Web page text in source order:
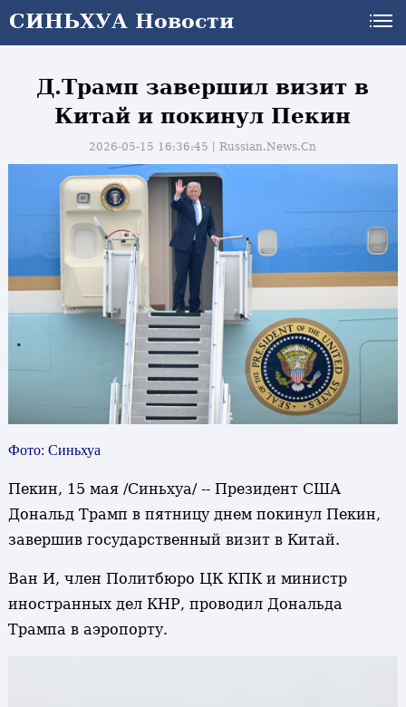
СИНЬХУА Новости
СИНЬХУА Новости
Д.Трамп завершил визит в
Китай и покинул Пекин
2026-05-15 16:36:45丨Russian.News.Cn
Фото: Синьхуа
Пекин, 15 мая /Синьхуа/ -- Президент США
Дональд Трамп в пятницу днем покинул Пекин,
завершив государственный визит в Китай.
Ван И, член Политбюро ЦК КПК и министр
иностранных дел КНР, проводил Дональда
Трампа в аэропорту.